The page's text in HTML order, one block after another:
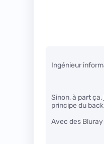
Ingénieur
Sinon, à part ça,
principe du
Avec des